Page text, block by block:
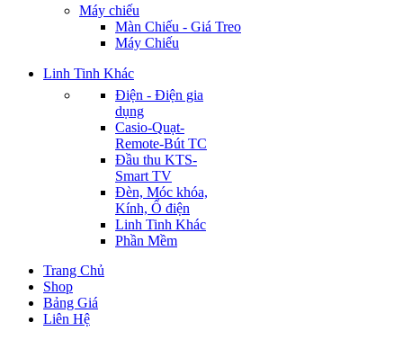
Máy chiếu
Màn Chiếu - Giá Treo
Máy Chiếu
Linh Tinh Khác
Điện - Điện gia
dụng
Casio-Quạt-
Remote-Bút TC
Đầu thu KTS-
Smart TV
Đèn, Móc khóa,
Kính, Ổ điện
Linh Tinh Khác
Phần Mềm
Trang Chủ
Shop
Bảng Giá
Liên Hệ